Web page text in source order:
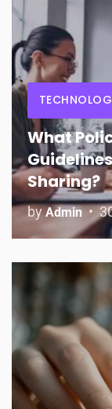
What
Sharing?
byAdmin